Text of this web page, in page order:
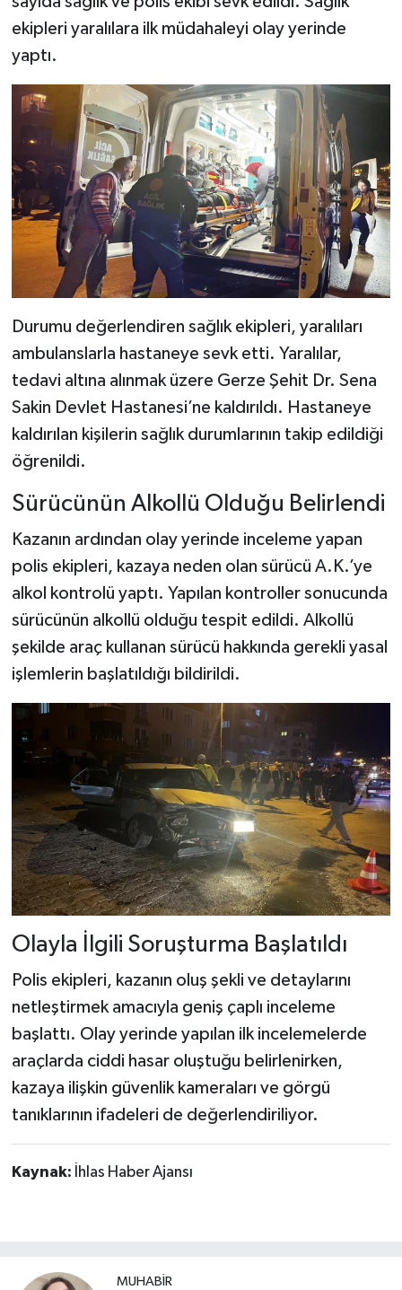
ekipleri yaralılara ilk müdahaleyi olay yerinde
yaptı.
Durumu değerlendiren sağlık ekipleri, yaralıları
ambulanslarla hastaneye sevk etti. Yaralılar,
tedavi altına alınmak üzere Gerze Şehit Dr. Sena
Sakin Devlet Hastanesi’ne kaldırıldı. Hastaneye
kaldırılan kişilerin sağlık durumlarının takip edildiği
öğrenildi.
Sürücünün Alkollü Olduğu Belirlendi
Kazanın ardından olay yerinde inceleme yapan
polis ekipleri, kazaya neden olan sürücü A.K.’ye
alkol kontrolü yaptı. Yapılan kontroller sonucunda
sürücünün alkollü olduğu tespit edildi. Alkollü
şekilde araç kullanan sürücü hakkında gerekli yasal
işlemlerin başlatıldığı bildirildi.
Olayla İlgili Soruşturma Başlatıldı
Polis ekipleri, kazanın oluş şekli ve detaylarını
netleştirmek amacıyla geniş çaplı inceleme
başlattı. Olay yerinde yapılan ilk incelemelerde
araçlarda ciddi hasar oluştuğu belirlenirken,
kazaya ilişkin güvenlik kameraları ve görgü
tanıklarının ifadeleri de değerlendiriliyor.
Kaynak: İhlas Haber Ajansı
MUHABİR